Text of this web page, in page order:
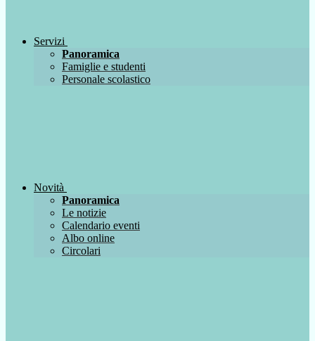
Servizi
Panoramica
Famiglie e studenti
Personale scolastico
Novità
Panoramica
Le notizie
Calendario eventi
Albo online
Circolari